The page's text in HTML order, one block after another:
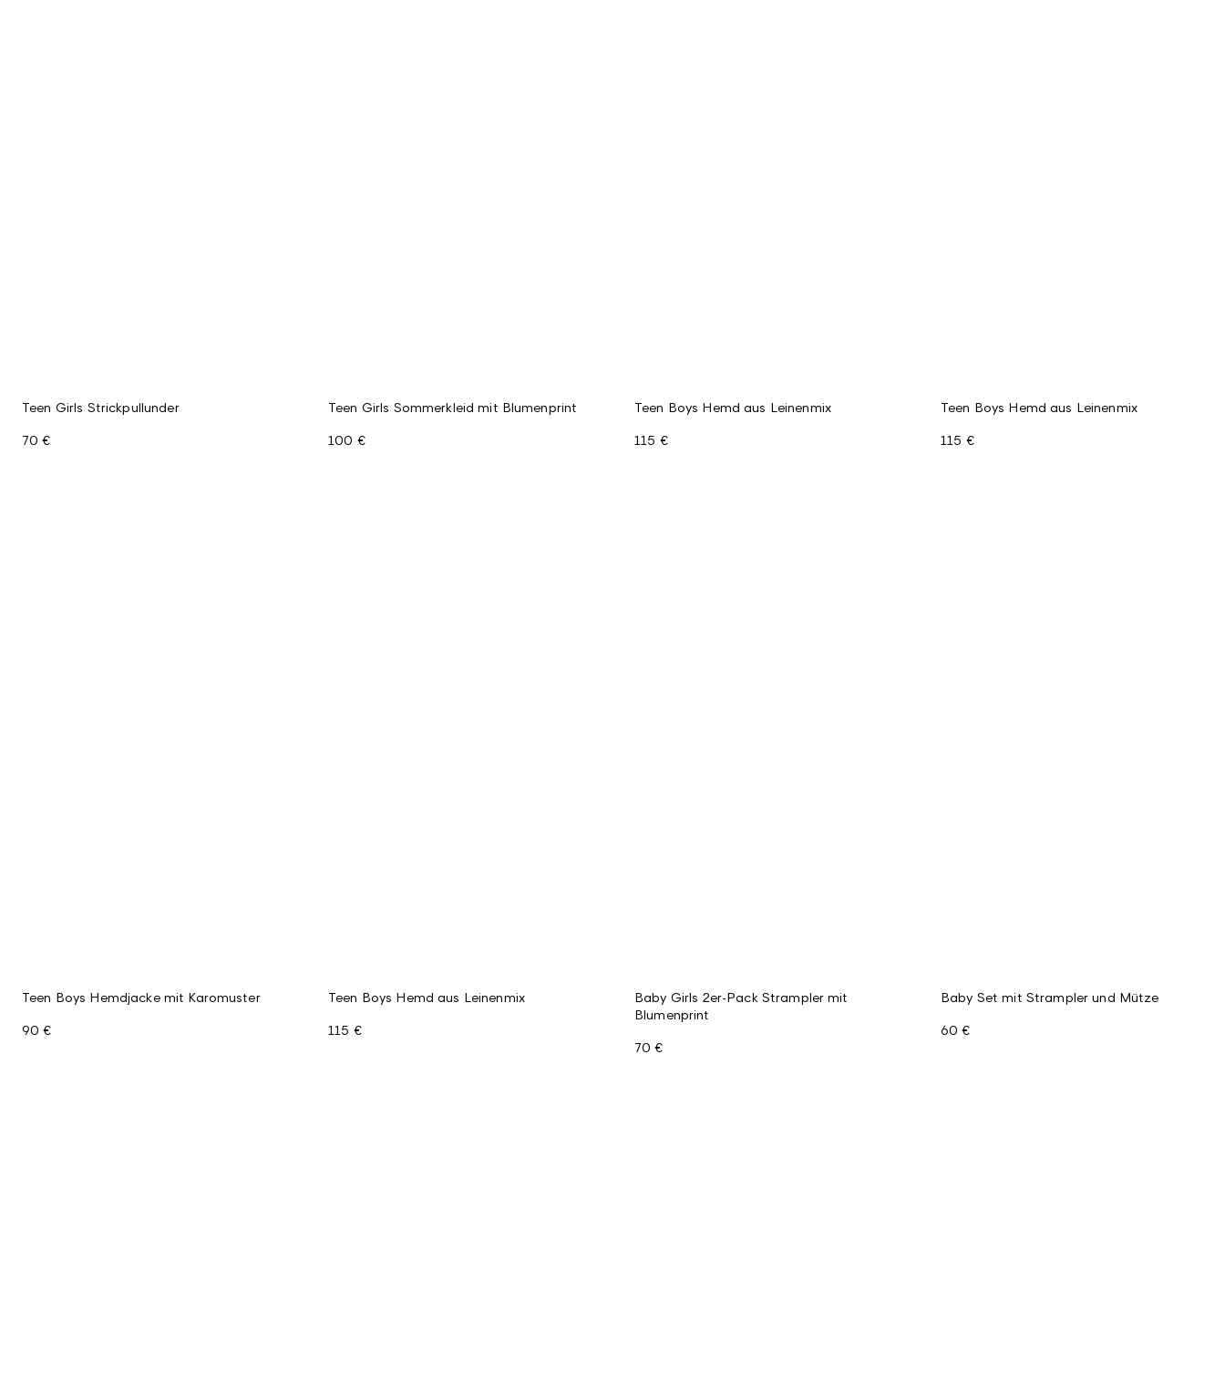
Teen Girls Strickpullunder
70 €
Teen Girls Sommerkleid mit Blumenprint
100 €
Teen Boys Hemd aus Leinenmix
115 €
Teen Boys Hemd aus Leinenmix
115 €
Teen Boys Hemdjacke mit Karomuster
90 €
Teen Boys Hemd aus Leinenmix
115 €
Baby Girls 2er-Pack Strampler mit
Blumenprint
70 €
Baby Set mit Strampler und Mütze
60 €